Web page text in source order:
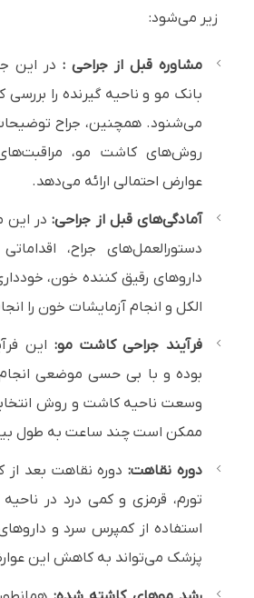
زیر می‌شود:
مشاوره قبل از جراحی : در این
بانک مو و ناحیه گیرنده را بررسی
می‌شنود. همچنین، جراح
روش‌های کاشت مو،
عوارض احتمالی ارائه می‌دهد.
آمادگی‌های قبل از جراحی:در این
دستورالعمل‌های جراح،
داروهای رقیق کننده خون،
الکل و انجام آزمایشات خون را
فرآیند جراحی کاشت مو: این
بوده و با بی حسی موضعی
وسعت ناحیه کاشت و روش
ممکن است چند ساعت به طول
دوره نقاهت:دوره نقاهت بعد از
تورم، قرمزی و کمی درد در
استفاده از کمپرس سرد و
پزشک می‌تواند به کاهش این